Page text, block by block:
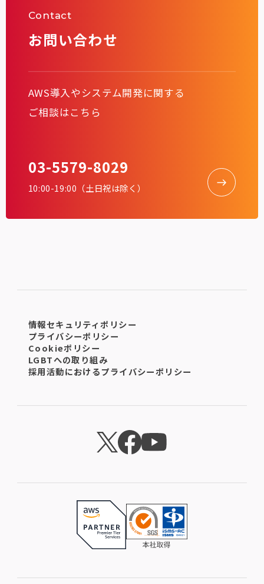
Contact
お問い合わせ
AWS導入やシステム開発に関する
ご相談はこちら
03-5579-8029
10:00-19:00（土日祝は除く）
情報セキュリティポリシー
プライバシーポリシー
Cookieポリシー
LGBTへの取り組み
採用活動におけるプライバシーポリシー